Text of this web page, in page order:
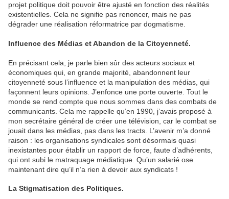
projet politique doit pouvoir être ajusté en fonction des réalités
existentielles. Cela ne signifie pas renoncer, mais ne pas
dégrader une réalisation réformatrice par dogmatisme.
Influence des Médias et Abandon de la Citoyenneté.
En précisant cela, je parle bien sûr des acteurs sociaux et
économiques qui, en grande majorité, abandonnent leur
citoyenneté sous l’influence et la manipulation des médias, qui
façonnent leurs opinions. J’enfonce une porte ouverte. Tout le
monde se rend compte que nous sommes dans des combats de
communicants. Cela me rappelle qu’en 1990, j’avais proposé à
mon secrétaire général de créer une télévision, car le combat se
jouait dans les médias, pas dans les tracts. L’avenir m’a donné
raison : les organisations syndicales sont désormais quasi
inexistantes pour établir un rapport de force, faute d’adhérents,
qui ont subi le matraquage médiatique. Qu’un salarié ose
maintenant dire qu’il n’a rien à devoir aux syndicats !
La Stigmatisation des Politiques.